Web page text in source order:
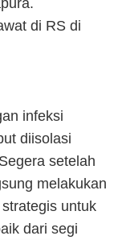
di RS di
infeksi
diisolasi
setelah
melakukan
untuk
dari segi